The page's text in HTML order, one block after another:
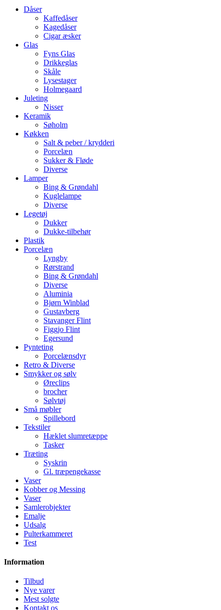
Dåser
Kaffedåser
Kagedåser
Cigar æsker
Glas
Fyns Glas
Drikkeglas
Skåle
Lysestager
Holmegaard
Juleting
Nisser
Keramik
Søholm
Køkken
Salt & peber / krydderi
Porcelæn
Sukker & Fløde
Diverse
Lamper
Bing & Grøndahl
Kuglelampe
Diverse
Legetøj
Dukker
Dukke-tilbehør
Plastik
Porcelæn
Lyngby
Rørstrand
Bing & Grøndahl
Diverse
Aluminia
Bjørn Winblad
Gustavberg
Stavanger Flint
Figgjo Flint
Egersund
Pynteting
Porcelænsdyr
Retro & Diverse
Smykker og sølv
Øreclips
brocher
Sølvtøj
Små møbler
Spillebord
Tekstiler
Hæklet slumretæppe
Tasker
Træting
Syskrin
Gl. træpengekasse
Vaser
Kobber og Messing
Vaser
Samlerobjekter
Emalje
Udsalg
Pulterkammeret
Test
Information
Tilbud
Nye varer
Mest solgte
Kontakt os